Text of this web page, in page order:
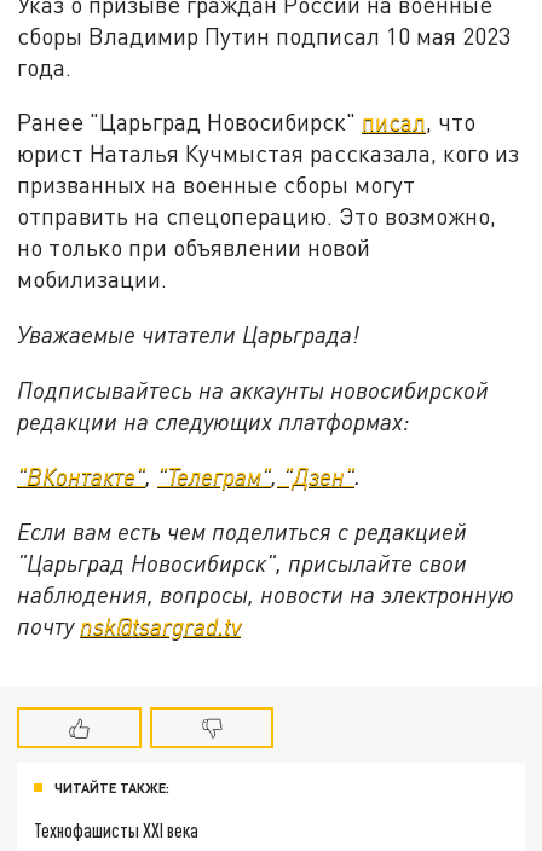
сборы Владимир Путин подписал 10 мая 2023
года.
Ранее "Царьград Новосибирск" писал, что
юрист Наталья Кучмыстая рассказала, кого из
призванных на военные сборы могут
отправить на спецоперацию. Это возможно,
но только при объявлении новой
мобилизации.
Уважаемые читатели Царьграда!
Подписывайтесь на аккаунты новосибирской
редакции на следующих платформах:
"ВКонтакте", "Телеграм", "Дзен".
Если вам есть чем поделиться с редакцией
"Царьград Новосибирск", присылайте свои
наблюдения, вопросы, новости на электронную
почту nsk@tsargrad.tv
ЧИТАЙТЕ ТАКЖЕ:
Технофашисты XXI века